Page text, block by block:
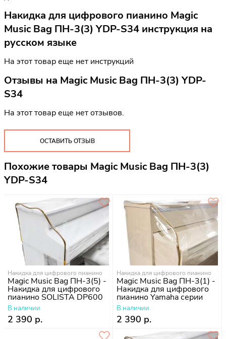
Накидка для цифрового пианино Magic
Music Bag ПН-3(3) YDP-S34 инструкция на
русском языке
На этот товар еще нет инструкций
Отзывы на Magic Music Bag ПН-3(3) YDP-
S34
На этот товар еще нет отзывов.
ОСТАВИТЬ ОТЗЫВ
Похожие товары Magic Music Bag ПН-3(3)
YDP-S34
Накидка для цифрового пианино
Magic Music Bag ПН-3(5) -
Накидка для цифрового
пианино SOLISTA DP600
В наличии
2 390 р.
Накидка для цифрового пианино
Magic Music Bag ПН-3(1) -
Накидка для цифрового
пианино Yamaha серии
YDP
В наличии
2 390 р.